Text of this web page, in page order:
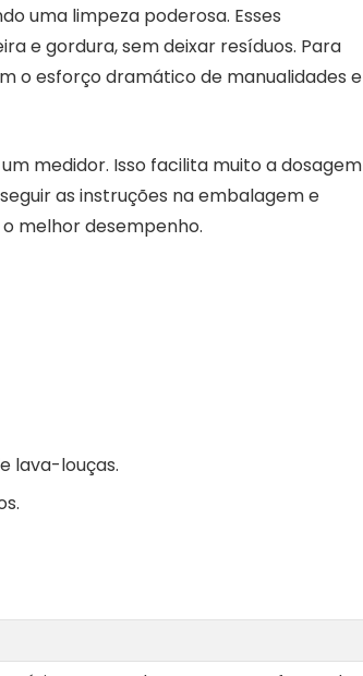
uma limpeza poderosa. Esses
e gordura, sem deixar resíduos. Para
o esforço dramático de manualidades e
medidor. Isso facilita muito a dosagem
as instruções na embalagem e
melhor desempenho.
lava-louças.